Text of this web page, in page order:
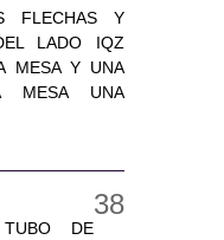
FLECHAS Y
LADO IQZ
MESA Y UNA
MESA UNA
DE